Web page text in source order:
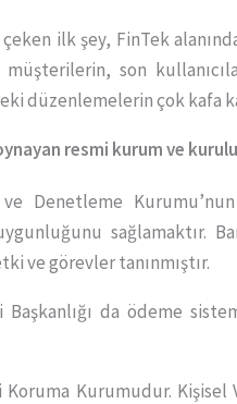
ilk şey, FinTek
son
düzenlemelerin çok kafa
resmi kurum ve
Denetleme
sağlamaktır.
ve görevler tanınmıştır.
da ödeme
Kurumudur.